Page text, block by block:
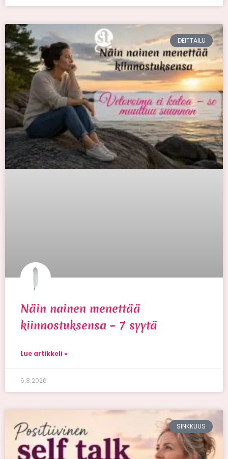
DEITTAILU
Näin nainen menettää
kiinnostuksensa – 7 syytä
Lue artikkeli »
6.8.2026
SINKKUUS